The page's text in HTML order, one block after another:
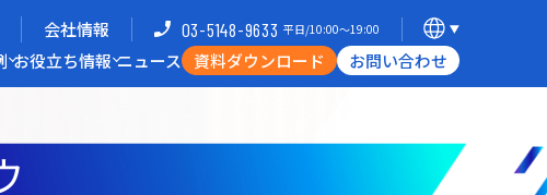
会社情報 03-5148-9633 平日/10:00〜19:00
お役立ち情報 ニュース 資料ダウンロード お問い合わせ